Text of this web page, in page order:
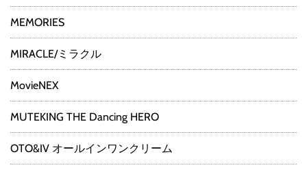
MEMORIES
MIRACLE/ミラクル
MovieNEX
MUTEKING THE Dancing HERO
OTO&IV オールインワンクリーム